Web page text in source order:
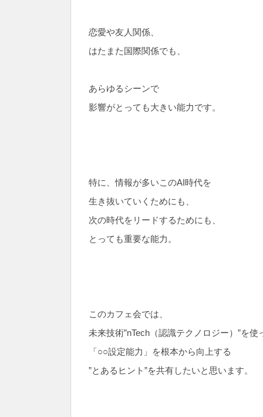
恋愛や友人関係、
はたまた国際関係でも、
あらゆるシーンで
影響がとっても大きい能力です。
特に、情報が多いこのAI時代を
生き抜いていくためにも、
次の時代をリードするためにも、
とっても重要な能力。
このカフェ会では、
未来技術”nTech（認識テクノロジー）”を使
「○○設定能力」を根本から向上する
”とあるヒント”を共有したいと思います。